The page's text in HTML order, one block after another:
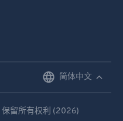
简体中文
保留所有权利 (2026)